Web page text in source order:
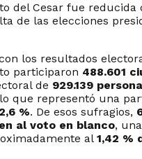
del Cesar fue reducida
de las elecciones
los resultados
participaron 488.601
de 929.139
que representó una
%. De esos sufragios,
al voto en blanco,
al 1,42 %